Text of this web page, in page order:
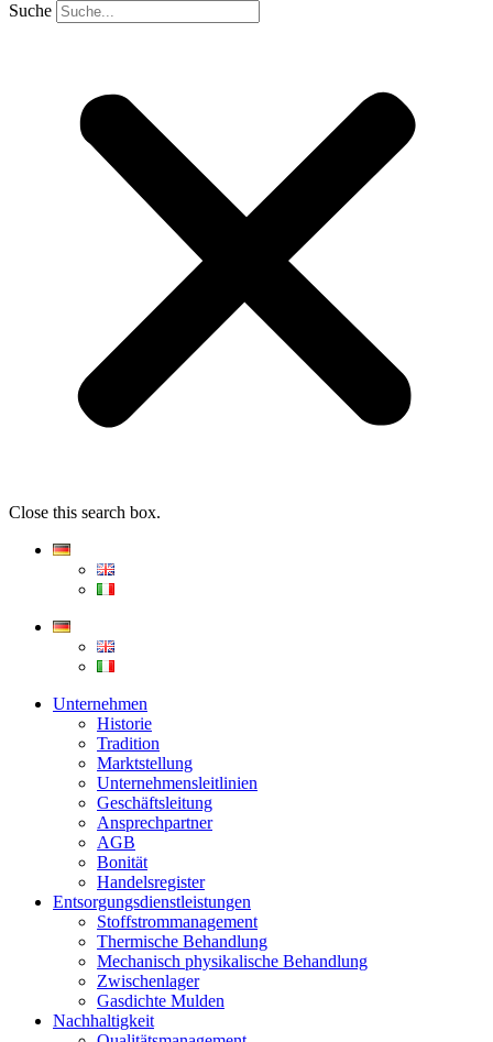
Suche
Close this search box.
Unternehmen
Historie
Tradition
Marktstellung
Unternehmensleitlinien
Geschäftsleitung
Ansprechpartner
AGB
Bonität
Handelsregister
Entsorgungsdienstleistungen
Stoffstrommanagement
Thermische Behandlung
Mechanisch physikalische Behandlung
Zwischenlager
Gasdichte Mulden
Nachhaltigkeit